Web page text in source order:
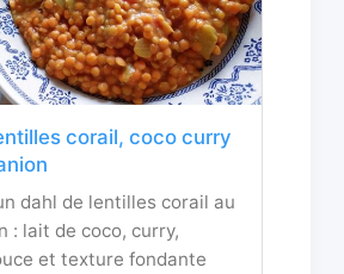
corail, coco curry
dahl de lentilles corail au
: lait de coco, curry,
et texture fondante